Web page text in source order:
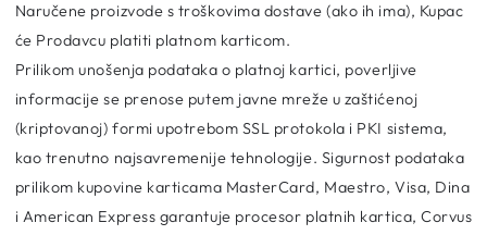
Naručene proizvode s troškovima dostave (ako ih ima), Kupac
će Prodavcu platiti platnom karticom.
Prilikom unošenja podataka o platnoj kartici, poverljive
informacije se prenose putem javne mreže u zaštićenoj
(kriptovanoj) formi upotrebom SSL protokola i PKI sistema,
kao trenutno najsavremenije tehnologije. Sigurnost podataka
prilikom kupovine karticama MasterCard, Maestro, Visa, Dina
i American Express garantuje procesor platnih kartica, Corvus